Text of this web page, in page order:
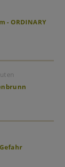
- ORDINARY